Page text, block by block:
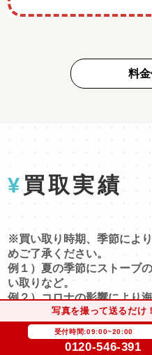
料
¥ 買取実績
※買い取り時期、季節によ
めご了承ください。
例１）夏の季節にストーブ
い取りなど。
例２）コロナの影響により
け入れ不可になってしまう。
例３）高級ブランドなどの
写真を撮って送るだけ
受付時間:09:00~20:00
0120-546-391